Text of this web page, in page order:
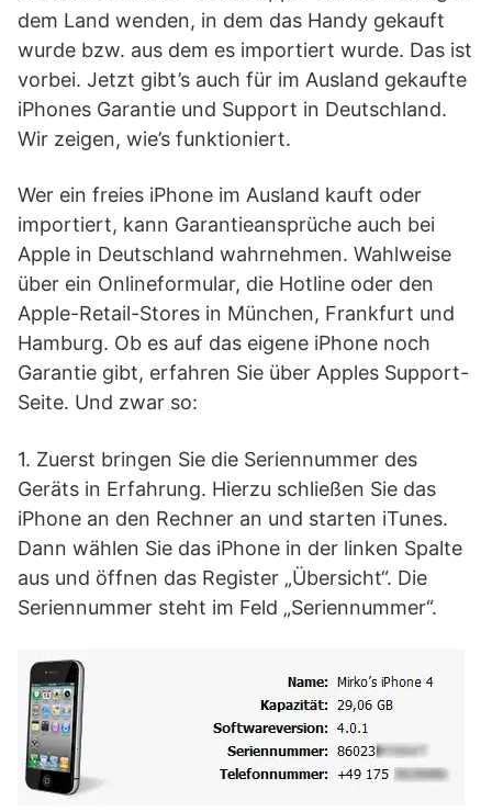
dem Land wenden, in dem das Handy gekauft
wurde bzw. aus dem es importiert wurde. Das ist
vorbei. Jetzt gibt’s auch für im Ausland gekaufte
iPhones Garantie und Support in Deutschland.
Wir zeigen, wie’s funktioniert.
Wer ein freies iPhone im Ausland kauft oder
importiert, kann Garantieansprüche auch bei
Apple in Deutschland wahrnehmen. Wahlweise
über ein Onlineformular, die Hotline oder den
Apple-Retail-Stores in München, Frankfurt und
Hamburg. Ob es auf das eigene iPhone noch
Garantie gibt, erfahren Sie über Apples Support-
Seite. Und zwar so:
1. Zuerst bringen Sie die Seriennummer des
Geräts in Erfahrung. Hierzu schließen Sie das
iPhone an den Rechner an und starten iTunes.
Dann wählen Sie das iPhone in der linken Spalte
aus und öffnen das Register „Übersicht“. Die
Seriennummer steht im Feld „Seriennummer“.